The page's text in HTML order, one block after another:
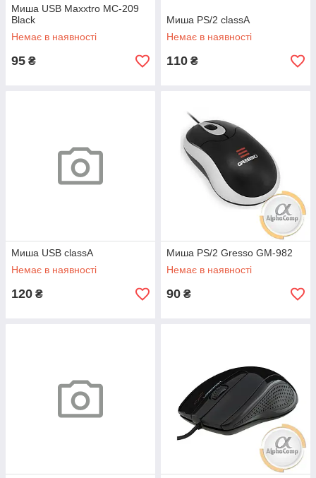
Миша USB Maxxtro MC-209
Black
Немає в наявності
95 ₴
Миша PS/2 classA
Немає в наявності
110 ₴
Миша USB classA
Немає в наявності
120 ₴
Миша PS/2 Gresso GM-982
Немає в наявності
90 ₴